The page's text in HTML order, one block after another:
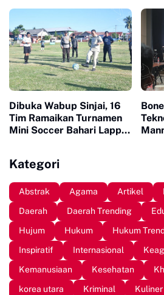
Dibuka Wabup Sinjai, 16
Tim Ramaikan Turnamen
Mini Soccer Bahari Lappa
Kategori
Abstrak Agama Artikel
Daerah
Daerah Trending
Hujum
Hukum Hukum
Inspiratif
Internasional
Kemanusiaan
Kesehatan
korea utara
Kriminal Kuliner